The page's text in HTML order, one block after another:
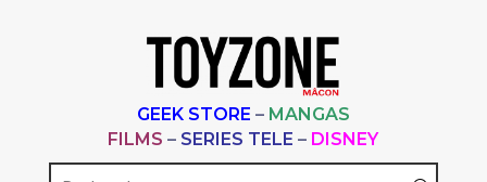
GEEK STORE – MANGAS
FILMS – SERIES TELE – DISNEY